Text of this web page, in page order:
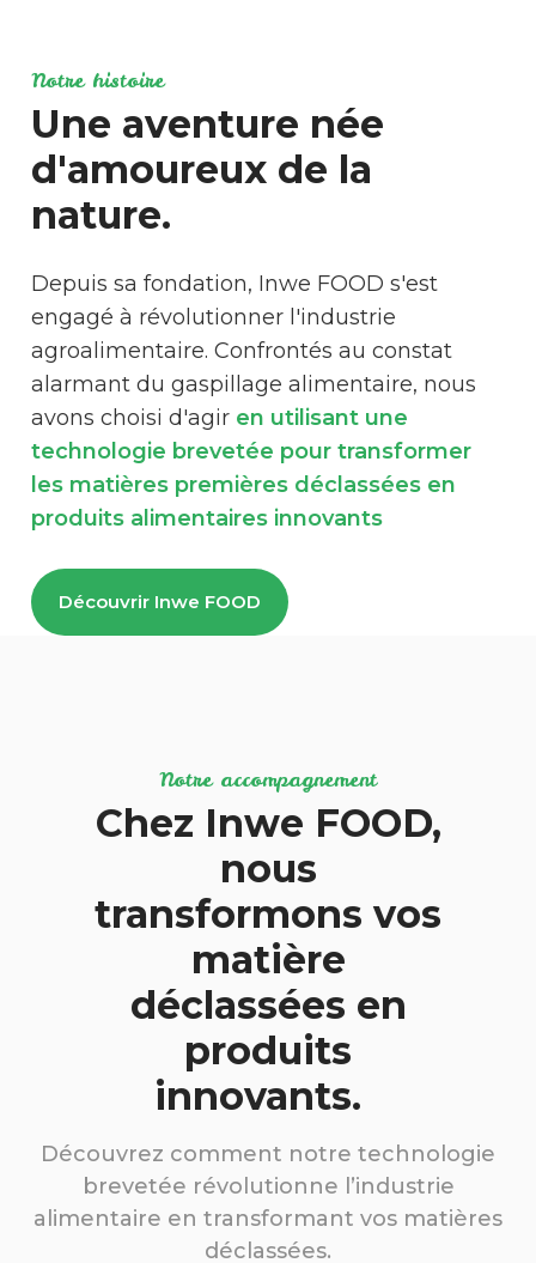
Notre histoire
Une aventure née
d'amoureux de la
nature.
Depuis sa fondation, Inwe FOOD s'est
engagé à révolutionner l'industrie
agroalimentaire. Confrontés au constat
alarmant du gaspillage alimentaire, nous
avons choisi d'agir en utilisant une
technologie brevetée pour transformer
les matières premières déclassées en
produits alimentaires innovants
Découvrir Inwe FOOD
Notre accompagnement
Chez Inwe FOOD,
nous
transformons vos
matière
déclassées en
produits
innovants.
Découvrez comment notre technologie
brevetée révolutionne l’industrie
alimentaire en transformant vos matières
déclassées.